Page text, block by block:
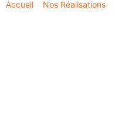
Accueil Nos Réalisations